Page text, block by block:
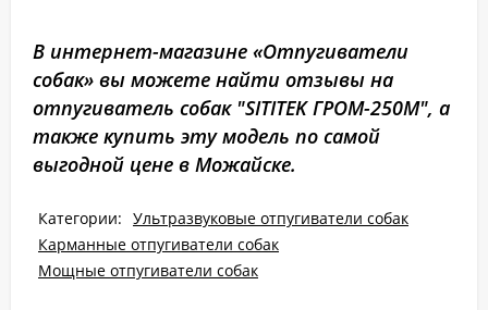
В интернет-магазине «Отпугиватели
собак» вы можете найти отзывы на
отпугиватель собак "SITITEK ГРОМ-250М", а
также купить эту модель по самой
выгодной цене в Можайске.
Категории: Ультразвуковые отпугиватели собак
Карманные отпугиватели собак
Мощные отпугиватели собак